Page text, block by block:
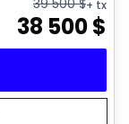
39 500$+ tx
38 500$